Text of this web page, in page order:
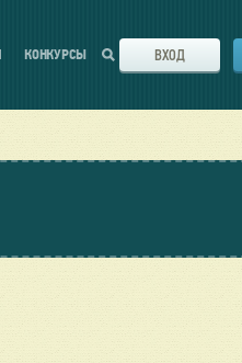
КОНКУРСЫ ВХОД